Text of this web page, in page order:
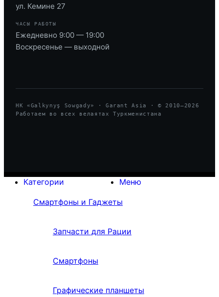
ул. Кемине 27
ЧАСЫ РАБОТЫ
Ежедневно 9:00 — 19:00
Воскресенье — выходной
HK «Galkynyş Sowgady» · Garant Asia · © 2010—2026
Работаем во всех велаятах Туркменистана
Меню
Категории
Смартфоны и Гаджеты
Запчасти для Рации
Смартфоны
Графические планшеты